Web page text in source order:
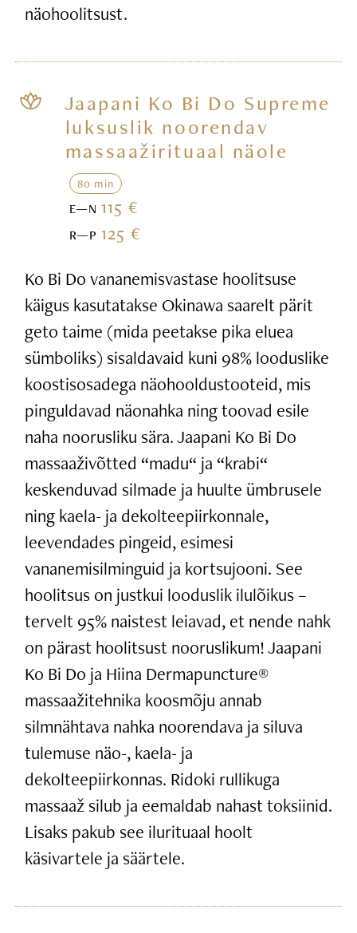
näohoolitsust.
Jaapani Ko Bi Do Supreme
luksuslik noorendav
massaažirituaal näole
80 min
E—N115 €
R—P125 €
Ko Bi Do vananemisvastase hoolitsuse
käigus kasutatakse Okinawa saarelt pärit
geto taime (mida peetakse pika eluea
sümboliks) sisaldavaid kuni 98% looduslike
koostisosadega näohooldustooteid, mis
pinguldavad näonahka ning toovad esile
naha noorusliku sära. Jaapani Ko Bi Do
massaaživõtted “madu“ ja “krabi“
keskenduvad silmade ja huulte ümbrusele
ning kaela- ja dekolteepiirkonnale,
leevendades pingeid, esimesi
vananemisilminguid ja kortsujooni. See
hoolitsus on justkui looduslik ilulõikus –
tervelt 95% naistest leiavad, et nende nahk
on pärast hoolitsust nooruslikum! Jaapani
Ko Bi Do ja Hiina Dermapuncture®
massaažitehnika koosmõju annab
silmnähtava nahka noorendava ja siluva
tulemuse näo-, kaela- ja
dekolteepiirkonnas. Ridoki rullikuga
massaaž silub ja eemaldab nahast toksiinid.
Lisaks pakub see ilurituaal hoolt
käsivartele ja säärtele.